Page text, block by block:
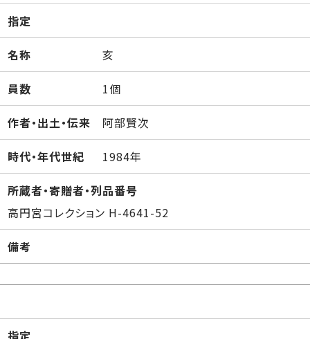
指定
名称 亥
員数 1個
作者・出土・伝来 阿部賢次
時代・年代世紀 1984年
所蔵者・寄贈者・列品番号
高円宮コレクション H-4641-52
備考
指定